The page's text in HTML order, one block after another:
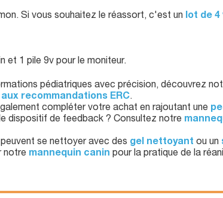
Si vous souhaitez le réassort, c'est un lot de 4
et 1 pile 9v pour le moniteur.
pédiatriques avec précision, découvrez
recommandations ERC.
compléter votre achat en rajoutant une
dispositif de feedback ? Consultez notre
se nettoyer avec des gel nettoyant ou un
notre mannequin canin pour la pratique de la